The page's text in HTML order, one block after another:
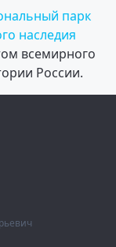
парк
наследия
всемирного
России.